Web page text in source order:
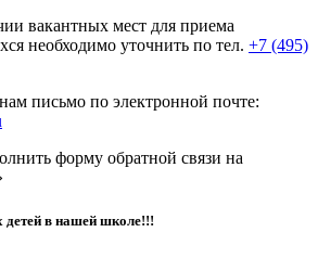
вакантных мест для приема
необходимо уточнить по тел. +7 (495)
письмо по электронной почте:
форму обратной связи на
в нашей школе!!!